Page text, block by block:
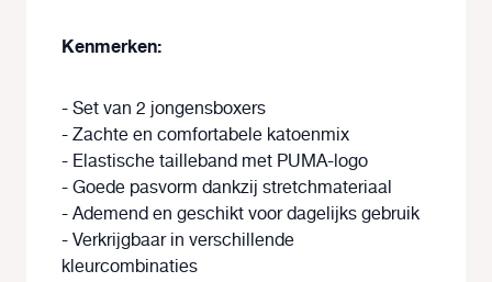
Kenmerken:
- Set van 2 jongensboxers
- Zachte en comfortabele katoenmix
- Elastische tailleband met PUMA-logo
- Goede pasvorm dankzij stretchmateriaal
- Ademend en geschikt voor dagelijks gebruik
- Verkrijgbaar in verschillende
kleurcombinaties